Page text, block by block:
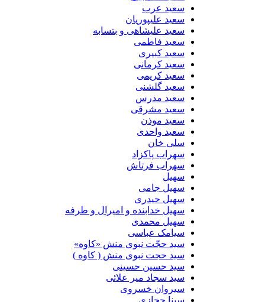
سعید عرب
سعید علیپوریان
سعید علیشاهی و بتسابه
سعید فاطمی
سعید کبیری
سعید کرمانی
سعید کریمی
سعید گلشنی
سعید مدرس
سعید مشرقی
سعید موذن
سعید واحدی
سلی خان
سهراب پاکزاد
سهراب فرتاش
سهیل
سهیل جامی
سهیل حیدری
سهیل خدابنده و امیرال و طرفه
سهیل محمدی
سیامک عباسی
سید حجّت نبوی منش «کاوه»
سید حجت نبوی منش ( کاوه )
سید حسین حسینى
سید سجاد میر علائی
سیروان خسروی